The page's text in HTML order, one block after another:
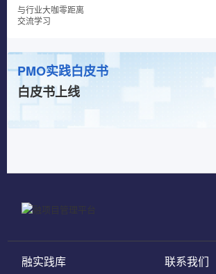
与行业大咖零距离
交流学习
PMO实践白皮书
白皮书上线
联系我们
融实践库